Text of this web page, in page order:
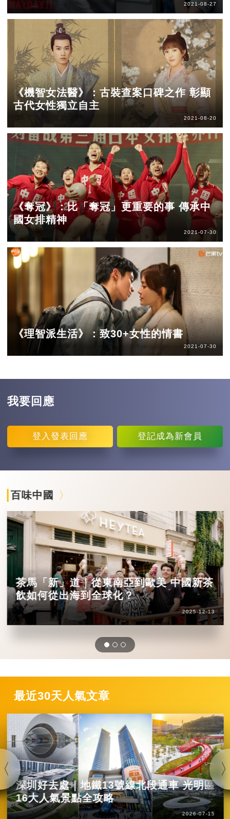
2021-08-27
《機智女法醫》：古裝查案口碑之作 彰顯
古代女性獨立自主
2021-08-20
《奪冠》：比「奪冠」更重要的事 傳承中
國女排精神
2021-07-30
《理智派生活》：致30+女性的情書
2021-07-30
我要回應
登入 發表回應 登記成為新會員
百味中國
茶馬「新」道｜從東南亞到歐美 中國新茶
飲如何從出海到全球化？
2025-12-13
最近30天人氣文章
深圳好去處｜地鐵13號線北段通車 光明區
16大人氣景點全攻略
2026-07-15